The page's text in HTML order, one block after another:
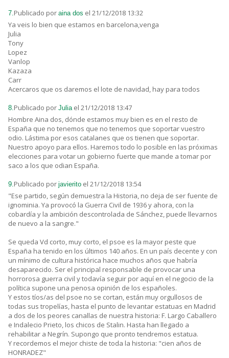
7.Publicado por aina dos el 21/12/2018 13:32
Ya veis lo bien que estamos en barcelona,venga
Julia
Tony
Lopez
Vanlop
Kazaza
Carr
Acercaros que os daremos el lote de navidad, hay para todos
8.Publicado por Julia el 21/12/2018 13:47
Hombre Aina dos, dónde estamos muy bien es en el resto de
España que no tenemos que no tenemos que soportar vuestro
odio. Lástima por esos catalanes que os tienen que soportar.
Nuestro apoyo para ellos. Haremos todo lo posible en las próximas
elecciones para votar un gobierno fuerte que mande a tomar por
saco a los que odian España.
9.Publicado por javierito el 21/12/2018 13:54
"Ese partido, según demuestra la Historia, no deja de ser fuente de
ignominia. Ya provocó la Guerra Civil de 1936 y ahora, con la
cobardía y la ambición descontrolada de Sánchez, puede llevarnos
de nuevo a la sangre."
Se queda Vd corto, muy corto, el psoe es la mayor peste que
España ha tenido en los últimos 140 años. En un país decente y con
un mínimo de cultura histórica hace muchos años que habría
desaparecido. Ser el principal responsable de provocar una
horrorosa guerra civil y todavía seguir por aquí en el negocio de la
política supone una penosa opinión de los españoles.
Y estos tíos/as del psoe no se cortan, están muy orgullosos de
todas sus tropelías, hasta el punto de levantar estatuas en Madrid
a dos de los peores canallas de nuestra historia: F. Largo Caballero
e Indalecio Prieto, los chicos de Stalin. Hasta han llegado a
rehabilitar a Negrín. Supongo que pronto tendremos estatua.
Y recordemos el mejor chiste de toda la historia: "cien años de
HONRADEZ"